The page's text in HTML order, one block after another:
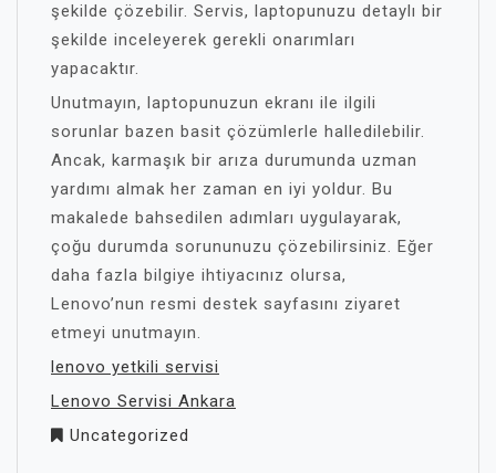
şekilde çözebilir. Servis, laptopunuzu detaylı bir
şekilde inceleyerek gerekli onarımları
yapacaktır.
Unutmayın, laptopunuzun ekranı ile ilgili
sorunlar bazen basit çözümlerle halledilebilir.
Ancak, karmaşık bir arıza durumunda uzman
yardımı almak her zaman en iyi yoldur. Bu
makalede bahsedilen adımları uygulayarak,
çoğu durumda sorununuzu çözebilirsiniz. Eğer
daha fazla bilgiye ihtiyacınız olursa,
Lenovo’nun resmi destek sayfasını ziyaret
etmeyi unutmayın.
lenovo yetkili servisi
Lenovo Servisi Ankara
Uncategorized